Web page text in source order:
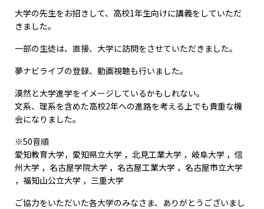
大学の先生をお招きして、高校1年生向けに講義をしていただ
きました。
一部の生徒は、直接、大学に訪問をさせていただきました。
夢ナビライブの登録、動画視聴も行いました。
漠然と大学進学をイメージしているかもしれない。
文系、理系を含めた高校2年への進路を考える上でも貴重な機
会になりました。
※50音順
愛知教育大学，愛知県立大学 ，北見工業大学 ，岐阜大学 ，信
州大学 ，名古屋学院大学 ，名古屋工業大学 ，名古屋市立大学
，福知山公立大学 ，三重大学
ご協力をいただいた各大学のみなさま、ありがとうございまし